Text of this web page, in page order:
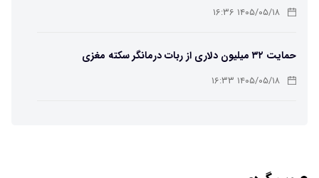
است؟۱۴۰۵/۰۵/۱۸ ۱۶:۳۶
حمایت ۳۲ میلیون دلاری از ربات درمانگر سکته مغزی
۱۴۰۵/۰۵/۱۸ ۱۶:۳۳